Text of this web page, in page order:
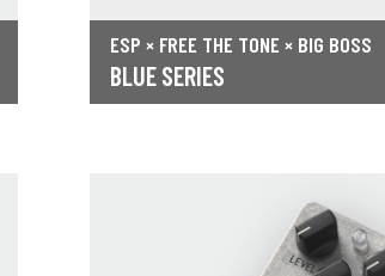
ESP × FREE THE TONE × BIG BOSS
BLUE SERIES